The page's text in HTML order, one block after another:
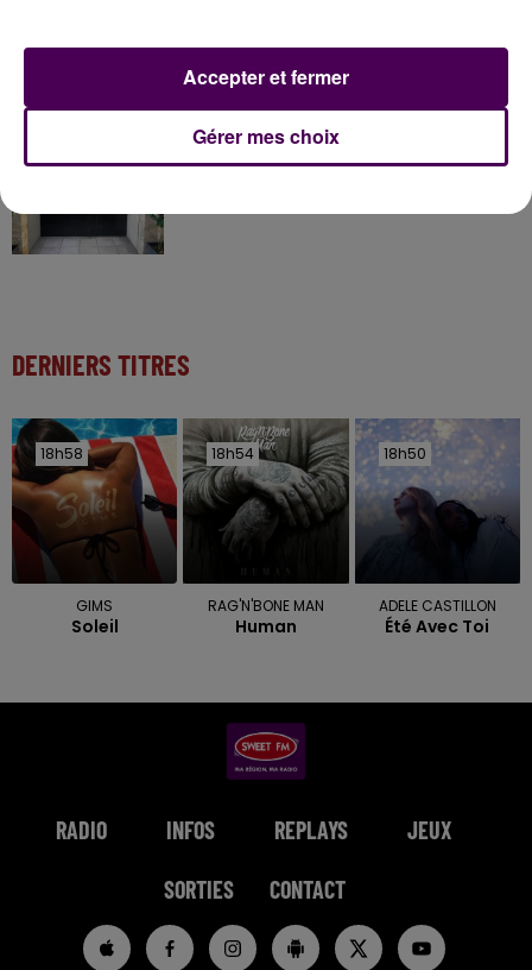
Inscrivez-vous au casting The Voice & The Voice
Kids !
12h02
Deux rixes en trois semaines : le préfet ordonne
DERNIERS TITRES
18h58
18h58
GIMS
Soleil
18h54
18h54
RAG'N'BONE MAN
Human
18h50
18h50
ADELE CASTILLON
Été Avec Toi
RADIO INFOS REPLAYS JEUX
SORTIES CONTACT
Gérer mes choix
Accepter et fermer